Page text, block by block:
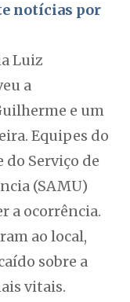
notícias por
Luiz
a
e um
Equipes do
Serviço de
(SAMU)
a ocorrência.
ao local,
sobre a
vitais.